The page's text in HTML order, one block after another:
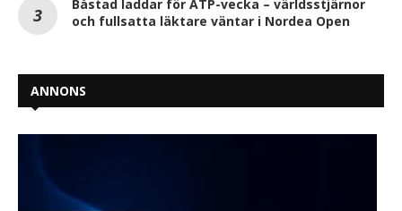
Båstad laddar för ATP-vecka – världsstjärnor
och fullsatta läktare väntar i Nordea Open
ANNONS